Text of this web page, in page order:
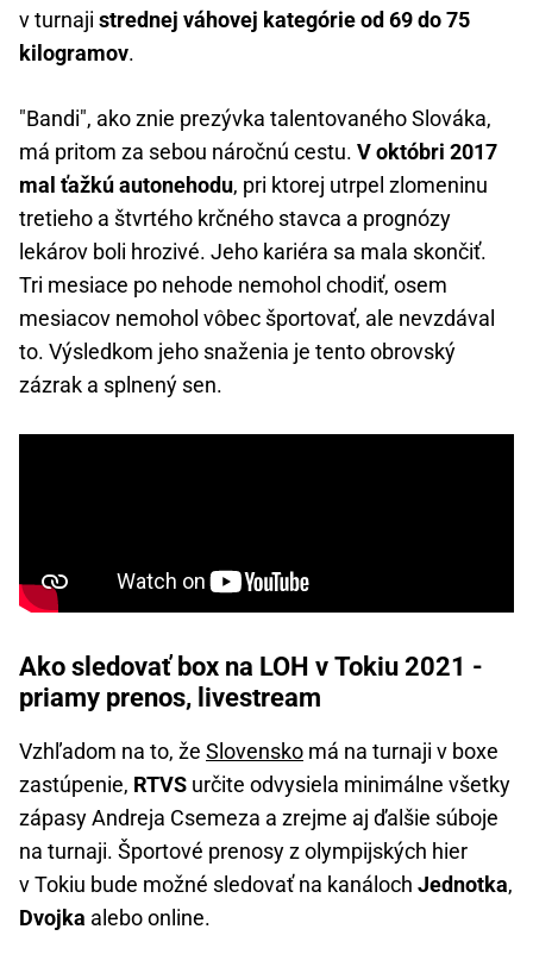
v turnaji strednej váhovej kategórie od 69 do 75
kilogramov.
"Bandi", ako znie prezývka talentovaného Slováka,
má pritom za sebou náročnú cestu. V októbri 2017
mal ťažkú autonehodu, pri ktorej utrpel zlomeninu
tretieho a štvrtého krčného stavca a prognózy
lekárov boli hrozivé. Jeho kariéra sa mala skončiť.
Tri mesiace po nehode nemohol chodiť, osem
mesiacov nemohol vôbec športovať, ale nevzdával
to. Výsledkom jeho snaženia je tento obrovský
zázrak a splnený sen.
Ako sledovať box na LOH v Tokiu 2021 -
priamy prenos, livestream
Vzhľadom na to, že Slovensko má na turnaji v boxe
zastúpenie, RTVS určite odvysiela minimálne všetky
zápasy Andreja Csemeza a zrejme aj ďalšie súboje
na turnaji. Športové prenosy z olympijských hier
v Tokiu bude možné sledovať na kanáloch Jednotka,
Dvojka alebo online.